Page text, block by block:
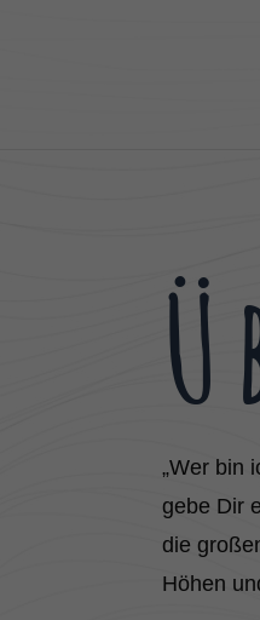
„Wer bin
gebe Dir
die
Höhen